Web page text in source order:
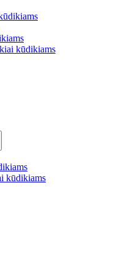
kūdikiams
kūdikiams